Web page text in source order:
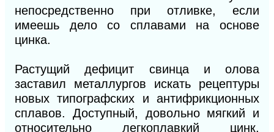
непосредственно при отливке, если
имеешь дело со сплавами на основе
цинка.
Растущий дефицит свинца и олова
заставил металлургов искать рецептуры
новых типографских и антифрикционных
сплавов. Доступный, довольно мягкий и
относительно легкоплавкий цинк,